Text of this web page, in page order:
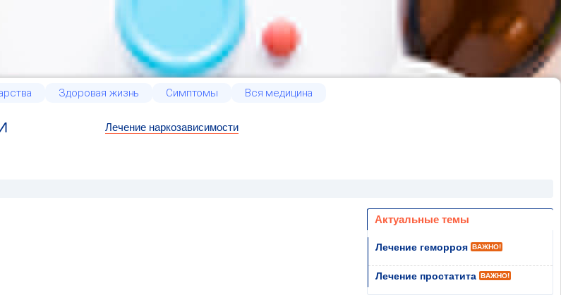
Здоровая жизнь Симптомы Вся медицина
Лечение наркозависимости
Актуальные темы
Лечение геморроя ВАЖНО!
Лечение простатита ВАЖНО!